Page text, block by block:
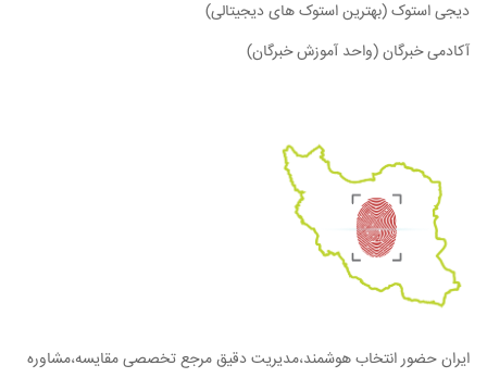
دیجی استوک (بهترین استوک های دیجیتالی)
آکادمی خبرگان (واحد آموزش خبرگان)
ایران حضور انتخاب هوشمند،مدیریت دقیق مرجع تخصصی مقایسه،مشاوره